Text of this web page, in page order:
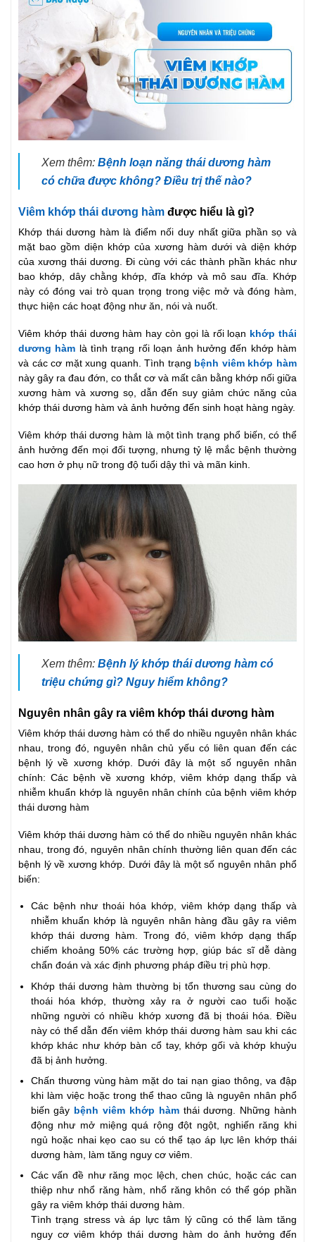
Xem thêm: Bệnh loạn năng thái dương hàm
có chữa được không? Điều trị thế nào?
Viêm khớp thái dương hàm được hiểu là gì?
Khớp thái dương hàm là điểm nối duy nhất giữa phần sọ và
mặt bao gồm diện khớp của xương hàm dưới và diện khớp
của xương thái dương. Đi cùng với các thành phần khác như
bao khớp, dây chằng khớp, đĩa khớp và mô sau đĩa. Khớp
này có đóng vai trò quan trọng trong việc mở và đóng hàm,
thực hiện các hoạt động như ăn, nói và nuốt.
Viêm khớp thái dương hàm hay còn gọi là rối loạn khớp thái
dương hàm là tình trạng rối loạn ảnh hưởng đến khớp hàm
và các cơ mặt xung quanh. Tình trạng bệnh viêm khớp hàm
này gây ra đau đớn, co thắt cơ và mất cân bằng khớp nối giữa
xương hàm và xương sọ, dẫn đến suy giảm chức năng của
khớp thái dương hàm và ảnh hưởng đến sinh hoạt hàng ngày.
Viêm khớp thái dương hàm là một tình trạng phổ biến, có thể
ảnh hưởng đến mọi đối tượng, nhưng tỷ lệ mắc bệnh thường
cao hơn ở phụ nữ trong độ tuổi dậy thì và mãn kinh.
Xem thêm: Bệnh lý khớp thái dương hàm có
triệu chứng gì? Nguy hiểm không?
Nguyên nhân gây ra viêm khớp thái dương hàm
Viêm khớp thái dương hàm có thể do nhiều nguyên nhân khác
nhau, trong đó, nguyên nhân chủ yếu có liên quan đến các
bệnh lý về xương khớp. Dưới đây là một số nguyên nhân
chính: Các bệnh về xương khớp, viêm khớp dạng thấp và
nhiễm khuẩn khớp là nguyên nhân chính của bệnh viêm khớp
thái dương hàm
Viêm khớp thái dương hàm có thể do nhiều nguyên nhân khác
nhau, trong đó, nguyên nhân chính thường liên quan đến các
bệnh lý về xương khớp. Dưới đây là một số nguyên nhân phổ
biến:
Các bệnh như thoái hóa khớp, viêm khớp dạng thấp và
nhiễm khuẩn khớp là nguyên nhân hàng đầu gây ra viêm
khớp thái dương hàm. Trong đó, viêm khớp dạng thấp
chiếm khoảng 50% các trường hợp, giúp bác sĩ dễ dàng
chẩn đoán và xác định phương pháp điều trị phù hợp.
Khớp thái dương hàm thường bị tổn thương sau cùng do
thoái hóa khớp, thường xảy ra ở người cao tuổi hoặc
những người có nhiều khớp xương đã bị thoái hóa. Điều
này có thể dẫn đến viêm khớp thái dương hàm sau khi các
khớp khác như khớp bàn cổ tay, khớp gối và khớp khuỷu
đã bị ảnh hưởng.
Chấn thương vùng hàm mặt do tai nạn giao thông, va đập
khi làm việc hoặc trong thể thao cũng là nguyên nhân phổ
biến gây bệnh viêm khớp hàmthái dương. Những hành
động như mở miệng quá rộng đột ngột, nghiến răng khi
ngủ hoặc nhai kẹo cao su có thể tạo áp lực lên khớp thái
dương hàm, làm tăng nguy cơ viêm.
Các vấn đề như răng mọc lệch, chen chúc, hoặc các can
thiệp như nhổ răng hàm, nhổ răng khôn có thể góp phần
gây ra viêm khớp thái dương hàm.
Tình trạng stress và áp lực tâm lý cũng có thể làm tăng
nguy cơ viêm khớp thái dương hàm do ảnh hưởng đến